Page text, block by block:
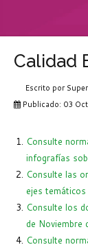
Calidad
Escrito por
Publicado: 03
Consulte
infografías
Consulte las
ejes temáticos
Consulte los
de Noviembre
Consulte